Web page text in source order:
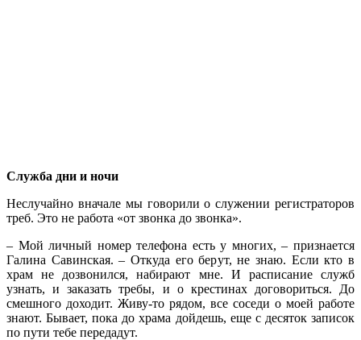
Служба дни и ночи
Неслучайно вначале мы говорили о служении регистраторов
треб. Это не работа «от звонка до звонка».
– Мой личный номер телефона есть у многих, – признается
Галина Савинская. – Откуда его берут, не знаю. Если кто в
храм не дозвонился, набирают мне. И расписание служб
узнать, и заказать требы, и о крестинах договориться. До
смешного доходит. Живу-то рядом, все соседи о моей работе
знают. Бывает, пока до храма дойдешь, еще с десяток записок
по пути тебе передадут.